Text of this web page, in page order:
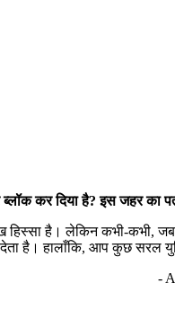
कर दिया है? इस जहर का
हिस्सा है। लेकिन कभी-कभी,
देता है। हालाँकि, आप कुछ
-